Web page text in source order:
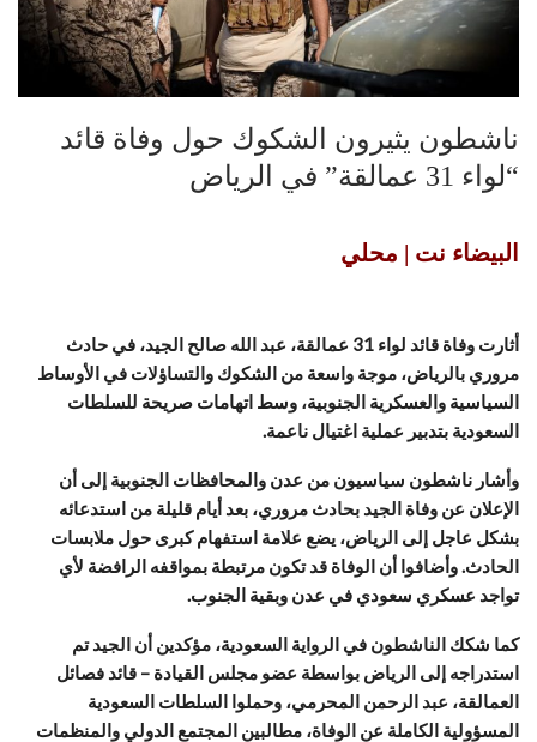
ناشطون يثيرون الشكوك حول وفاة قائد
“لواء 31 عمالقة” في الرياض
البيضاء نت | محلي
أثارت وفاة قائد لواء 31 عمالقة، عبد الله صالح الجيد، في حادث
مروري بالرياض، موجة واسعة من الشكوك والتساؤلات في الأوساط
السياسية والعسكرية الجنوبية، وسط اتهامات صريحة للسلطات
السعودية بتدبير عملية اغتيال ناعمة.
وأشار ناشطون سياسيون من عدن والمحافظات الجنوبية إلى أن
الإعلان عن وفاة الجيد بحادث مروري، بعد أيام قليلة من استدعائه
بشكل عاجل إلى الرياض، يضع علامة استفهام كبرى حول ملابسات
الحادث. وأضافوا أن الوفاة قد تكون مرتبطة بمواقفه الرافضة لأي
تواجد عسكري سعودي في عدن وبقية الجنوب.
كما شكك الناشطون في الرواية السعودية، مؤكدين أن الجيد تم
استدراجه إلى الرياض بواسطة عضو مجلس القيادة – قائد فصائل
العمالقة، عبد الرحمن المحرمي، وحملوا السلطات السعودية
المسؤولية الكاملة عن الوفاة، مطالبين المجتمع الدولي والمنظمات